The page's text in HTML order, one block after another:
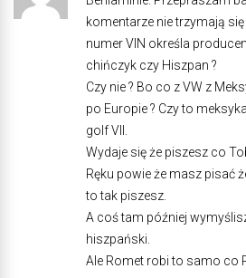
komentarze nie trzymają
numer VIN określa
chińczyk czy Hiszpan ?
Czy nie ? Bo co z VW z
po Europie ? Czy to
golf VII.
Wydaje się że piszesz co
Ręku powie że masz pisać
to tak piszesz.
A coś tam później
hiszpański.
Ale Romet robi to samo co